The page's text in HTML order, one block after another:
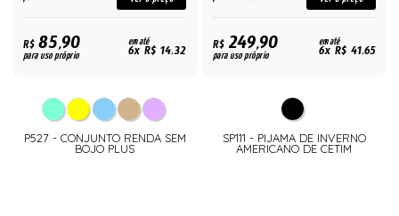
R$85,90
para uso próprio
em até
6x R$ 14,32
P527 - CONJUNTO RENDA SEM
BOJO PLUS
R$249,90
para uso próprio
em até
6x R$ 41,65
SP111 - PIJAMA DE INVERNO
AMERICANO DE CETIM